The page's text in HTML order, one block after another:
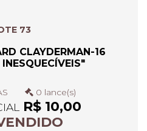
73
CLAYDERMAN-16
0 lance(s)
R$ 10,00